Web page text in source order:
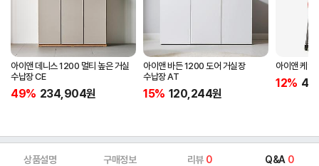
아이앤 데니스 1200 멀티 높은 거실
수납장 CE
49% 234,904원
아이앤 바든 1200 도어 거실장
수납장 AT
15% 120,244원
아이앤 케인
12%
상품설명 구매정보 리뷰 0 Q&A 0